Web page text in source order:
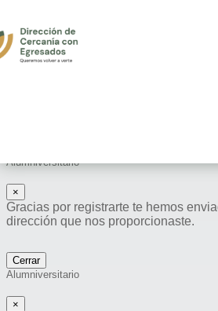
×
Número de cuenta
Alumniversitario
×
Gracias por registrarte te hemos
dirección que nos proporcionaste.
Cerrar
Alumniversitario
×